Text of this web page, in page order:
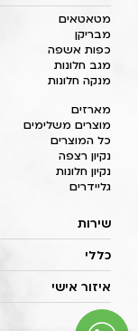
מטאטאים
מבריקן
כפות אשפה
מגב חלונות
מנקה חלונות
מארזים
מוצרים משלימים
כל המוצרים
נקיון רצפה
נקיון חלונות
גליידרים
שירות
כללי
איזור אישי